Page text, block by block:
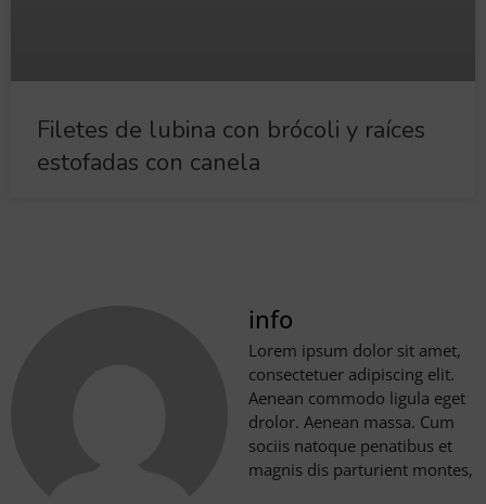
Filetes de lubina con brócoli y raíces
estofadas con canela
info
Lorem ipsum dolor sit amet,
consectetuer adipiscing elit.
Aenean commodo ligula eget
drolor. Aenean massa. Cum
sociis natoque penatibus et
magnis dis parturient montes,